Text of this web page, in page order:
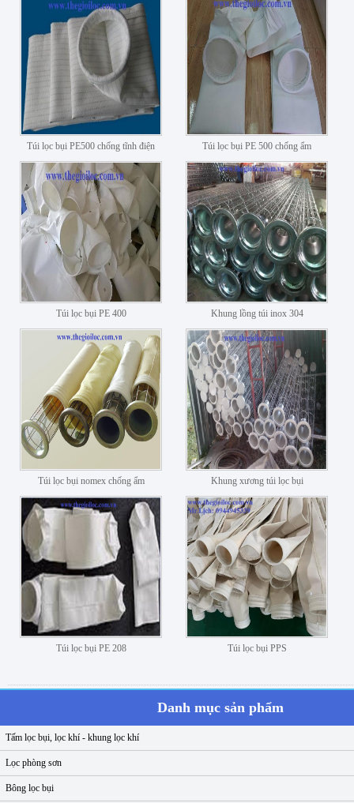
Túi lọc bụi PE500 chống tĩnh điện Túi lọc bụi PE 500 chống ẩm
Túi lọc bụi PE 400 Khung lồng túi inox 304
Túi lọc bụi nomex chống ẩm Khung xương túi lọc bụi
Túi lọc bụi PE 208 Túi lọc bụi PPS
Danh mục sản phẩm
Tấm lọc bụi, lọc khí - khung lọc khí
Lọc phòng sơn
Bông lọc bụi